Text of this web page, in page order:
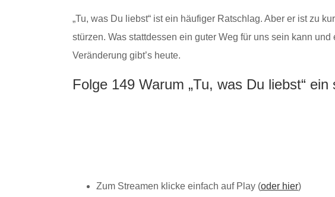
„Tu, was Du liebst“ ist ein häufiger Ratschlag. Aber er ist zu
stürzen. Was stattdessen ein guter Weg für uns sein kann
Veränderung gibt’s heute.
Folge 149 Warum „Tu, was Du liebst“
Zum Streamen klicke einfach auf Play (oder hier)